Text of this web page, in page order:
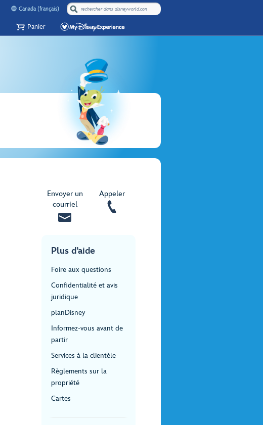
Canada (français)
Panier
Envoyer un
courriel
Appeler
Plus d’aide
Foire aux questions
Confidentialité et avis
juridique
planDisney
Informez-vous avant de
partir
Services à la clientèle
Règlements sur la
propriété
Cartes